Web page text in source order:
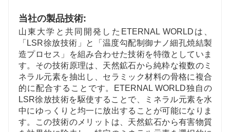
当社の製品技術:
山東大学と共同開発したETERNAL WORLDは、
「LSR徐放技術」と「温度勾配制御ナノ細孔焼結製
造プロセス」を組み合わせた技術を特徴としていま
す。その技術原理は、天然鉱石から純粋な複数のミ
ネラル元素を抽出し、セラミック材料の骨格に複合
的に配合することです。ETERNAL WORLD独自の
LSR徐放技術を駆使することで、ミネラル元素を水
中にゆっくりと均一に放出することが可能になりま
す。この技術のメリットは、天然鉱石から有害物質